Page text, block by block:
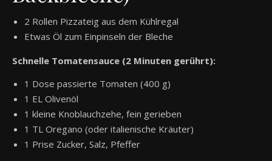
2 Rollen Pizzateig aus dem Kühlregal
Etwas Öl zum Einpinseln der Bleche
Schnelle Tomatensauce (2 Minuten gerührt):
1 Dose passierte Tomaten (400 g)
1 EL Olivenöl
1 kleine Knoblauchzehe, fein gerieben
1 TL Oregano (oder italienische Kräuter)
1 Prise Zucker, Salz, Pfeffer